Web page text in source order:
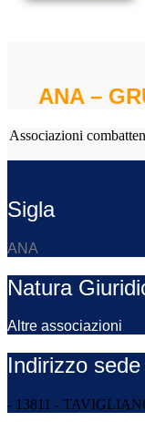
ANA –
Associazioni
Sigla
ANA
Natura
Altre associazioni
Indirizzo sede
- 13811 -